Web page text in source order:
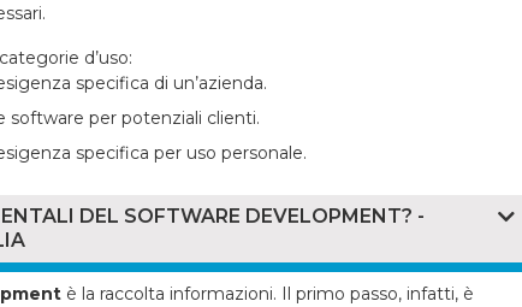
d’uso:
specifica di un’azienda.
software per potenziali clienti.
specifica per uso personale.
DEL SOFTWARE DEVELOPMENT? -
è la raccolta informazioni. Il primo passo, infatti, è